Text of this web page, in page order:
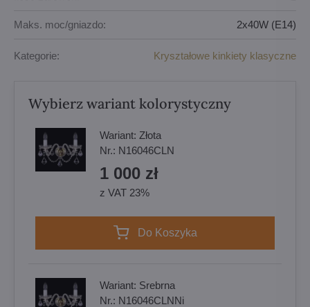
Maks. moc/gniazdo: 2x40W (E14)
Kategorie: Kryształowe kinkiety klasyczne
Wybierz wariant kolorystyczny
Wariant: Złota
Nr.: N16046CLN
1 000 zł
z VAT 23%
Do Koszyka
Wariant: Srebrna
Nr.: N16046CLNNi